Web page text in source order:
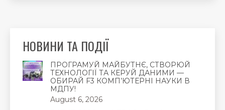
НОВИНИ ТА ПОДІЇ
ПРОГРАМУЙ МАЙБУТНЄ, СТВОРЮЙ
ТЕХНОЛОГІЇ ТА КЕРУЙ ДАНИМИ —
ОБИРАЙ F3 КОМП’ЮТЕРНІ НАУКИ В
МДПУ!
August 6, 2026